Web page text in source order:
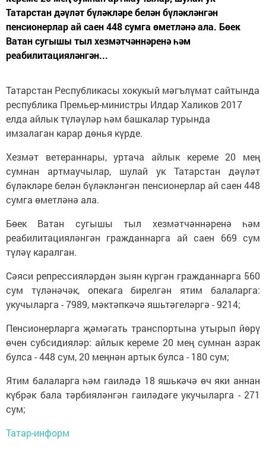
Татарстан дәүләт бүләкләре белән бүләкләнгән
пенсионерлар ай саен 448 сумга өметләнә ала. Бөек
Ватан сугышы тыл хезмәтчәннәренә һәм
реабилитацияләнгән...
Татарстан Республикасы хокукый мәгълүмат сайтында
республика Премьер-министры Илдар Халиков 2017
елда айлык түләүләр һәм башкалар турында
имзалаган карар дөнья күрде.
Хезмәт ветераннары, уртача айлык кереме 20 мең
сумнан артмаучылар, шулай ук Татарстан дәүләт
бүләкләре белән бүләкләнгән пенсионерлар ай саен 448
сумга өметләнә ала.
Бөек Ватан сугышы тыл хезмәтчәннәренә һәм
реабилитацияләнгән гражданнарга ай саен 669 сум
түләү каралган.
Сәяси репрессияләрдән зыян күргән гражданнарга 560
сум түләнәчәк, опекага бирелгән ятим балаларга:
укучыларга - 7989, мәктәпкәчә яшьтәгеләргә - 9214;
Пенсионерларга җәмәгать транспортына утырып йөрү
өчен субсидияләр: айлык кереме 20 мең сумнан азрак
булса - 448 сум, 20 меңнән артык булса - 180 сум;
Ятим балаларга һәм гаиләдә 18 яшькәчә өч яки аннан
күбрәк бала тәрбияләнгән гаиләдәге укучыларга - 271
сум;
Татар-информ